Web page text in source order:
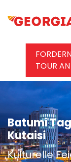
TOUR AN
Batumi
Kutaisi
Kulturelle